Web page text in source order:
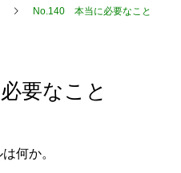
No.140 本当に必要なこと
要なこと
何か。